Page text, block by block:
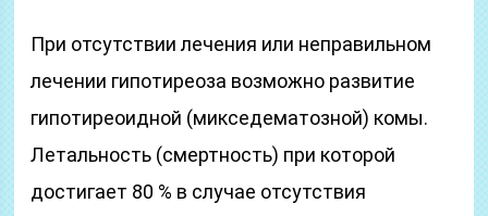
При отсутствии лечения или неправильном
лечении гипотиреоза возможно развитие
гипотиреоидной (микседематозной) комы.
Летальность (смертность) при которой
достигает 80 % в случае отсутствия